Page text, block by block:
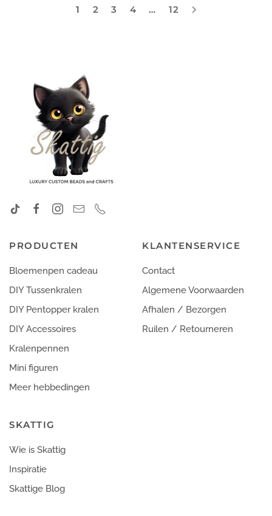
1 2 3 4 … 12
PRODUCTEN
Bloemenpen cadeau
DIY Tussenkralen
DIY Pentopper kralen
DIY Accessoires
Kralenpennen
Mini figuren
Meer hebbedingen
KLANTENSERVICE
Contact
Algemene Voorwaarden
Afhalen / Bezorgen
Ruilen / Retourneren
SKATTIG
Wie is Skattig
Inspiratie
Skattige Blog